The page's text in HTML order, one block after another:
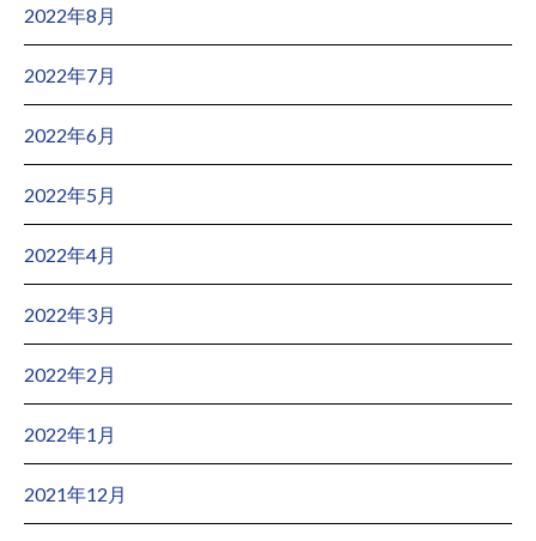
2022年8月
2022年7月
2022年6月
2022年5月
2022年4月
2022年3月
2022年2月
2022年1月
2021年12月